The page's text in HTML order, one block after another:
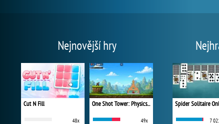
Nejnovější hry
Cut N Fill
48x
One Shot Tower: Physics Destroyer
49x
Spider Solitaire
7